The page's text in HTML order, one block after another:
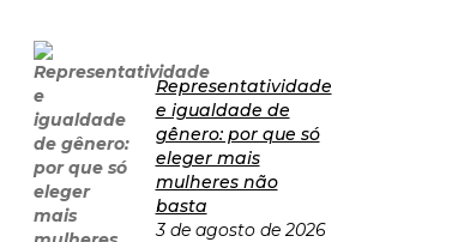
Representatividade
e igualdade de
gênero: por que só
eleger mais
mulheres não
basta
3 de agosto de 2026